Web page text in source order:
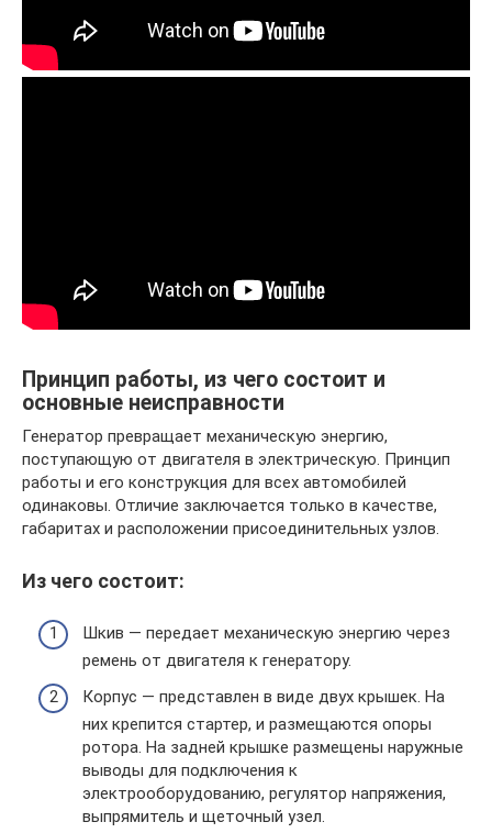
Принцип работы, из чего состоит и
основные неисправности
Генератор превращает механическую энергию,
поступающую от двигателя в электрическую. Принцип
работы и его конструкция для всех автомобилей
одинаковы. Отличие заключается только в качестве,
габаритах и расположении присоединительных узлов.
Из чего состоит:
Шкив — передает механическую энергию через
ремень от двигателя к генератору.
Корпус — представлен в виде двух крышек. На
них крепится стартер, и размещаются опоры
ротора. На задней крышке размещены наружные
выводы для подключения к
электрооборудованию, регулятор напряжения,
выпрямитель и щеточный узел.